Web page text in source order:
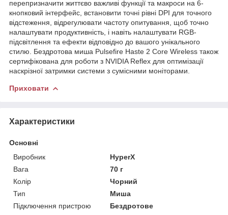
перепризначити життєво важливі функції та макроси на 6-
кнопковий інтерфейс, встановити точні рівні DPI для точного
відстеження, відрегулювати частоту опитування, щоб точно
налаштувати продуктивність, і навіть налаштувати RGB-
підсвітлення та ефекти відповідно до вашого унікального
стилю. Бездротова миша Pulsefire Haste 2 Core Wireless також
сертифікована для роботи з NVIDIA Reflex для оптимізації
наскрізної затримки системи з сумісними моніторами.
Приховати
Характеристики
Основні
Виробник
HyperX
Вага
70 г
Колір
Чорний
Тип
Миша
Підключення пристрою
Бездротове